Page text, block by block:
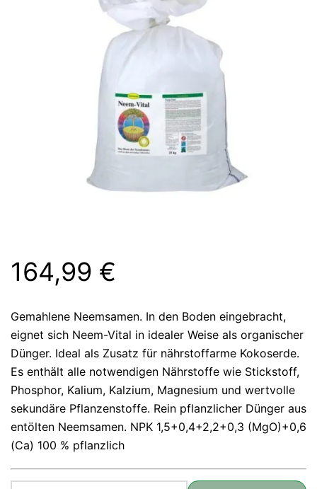
164,99 €
Gemahlene Neemsamen. In den Boden eingebracht,
eignet sich Neem-Vital in idealer Weise als organischer
Dünger. Ideal als Zusatz für nährstoffarme Kokoserde.
Es enthält alle notwendigen Nährstoffe wie Stickstoff,
Phosphor, Kalium, Kalzium, Magnesium und wertvolle
sekundäre Pflanzenstoffe. Rein pflanzlicher Dünger aus
entölten Neemsamen. NPK 1,5+0,4+2,2+0,3 (MgO)+0,6
(Ca) 100 % pflanzlich